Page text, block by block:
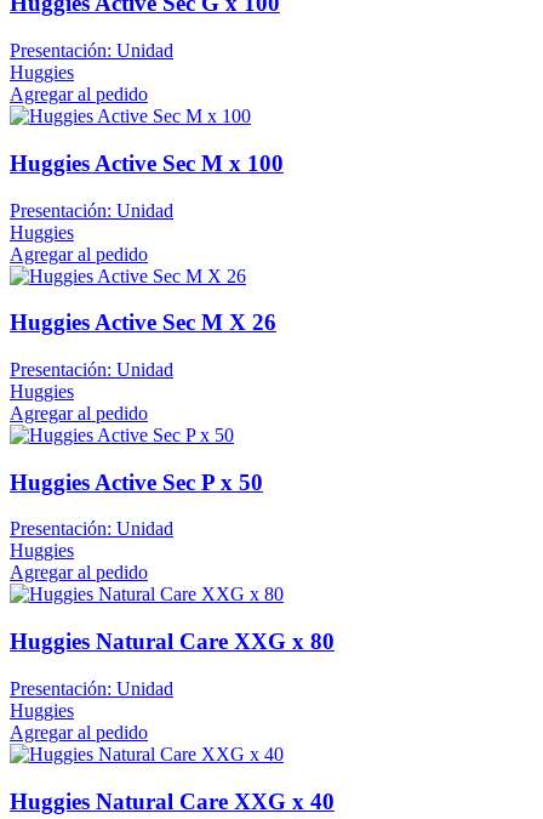
Presentación: Unidad
Huggies
Agregar al pedido
Huggies Active Sec M x 100
Presentación: Unidad
Huggies
Agregar al pedido
Huggies Active Sec M X 26
Presentación: Unidad
Huggies
Agregar al pedido
Huggies Active Sec P x 50
Presentación: Unidad
Huggies
Agregar al pedido
Huggies Natural Care XXG x 80
Presentación: Unidad
Huggies
Agregar al pedido
Huggies Natural Care XXG x 40